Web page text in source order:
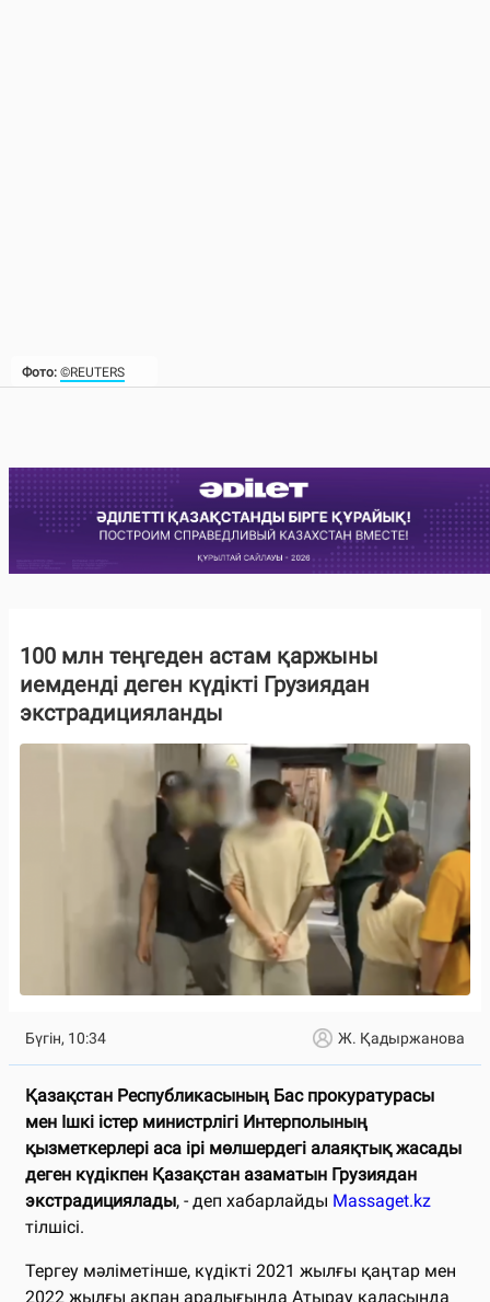
Фото: ©REUTERS